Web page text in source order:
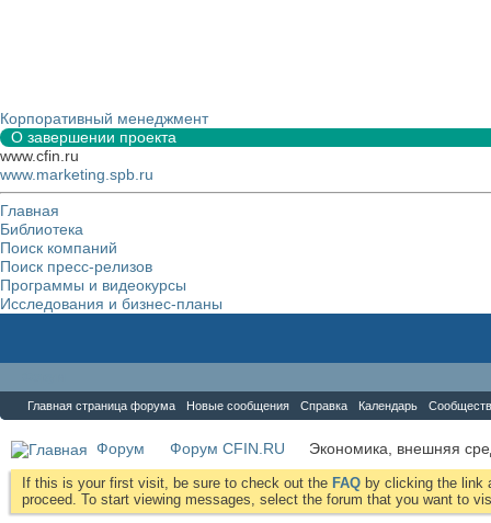
Корпоративный менеджмент
О завершении проекта
www.cfin.ru
www.marketing.spb.ru
Главная
Библиотека
Поиск компаний
Поиск пресс-релизов
Программы и видеокурсы
Исследования и бизнес-планы
Главная страница форума Новые сообщения Справка Календарь
Форум Форум CFIN.RU Экономика, внешняя
If this is your first visit, be sure to check out the FAQ by clicking the link
proceed. To start viewing messages, select the forum that you want to